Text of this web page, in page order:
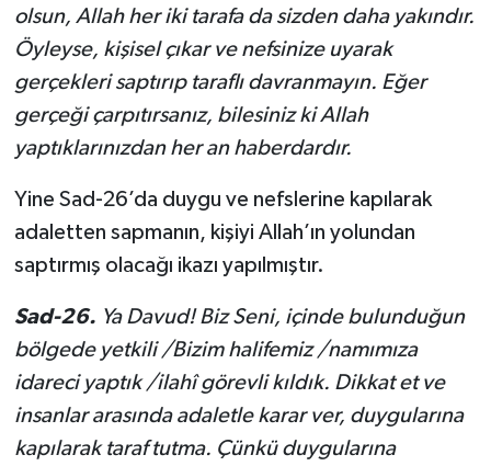
ol­sun, Allah her iki tarafa da sizden daha yakındır.
Öyleyse, kişisel çı­kar ve nefsinize uyarak
gerçekleri saptırıp taraflı davranmayın. Eğer
gerçeği çarpı­tırsanız, bilesiniz ki Allah
yaptıklarınızdan her an haberdardır.
Yine Sad-26’da duygu ve nefslerine kapılarak
adaletten sapmanın, kişiyi Allah’ın yolundan
saptırmış olacağı ikazı yapılmıştır.
Sad-26. Ya Davud! Biz Seni, içinde bulunduğun
bölgede yetkili /Bizim halifemiz /namımıza
idareci yaptık /ilahî görevli kıldık. Dikkat et ve
insanlar arasında adaletle karar ver, duygularına
kapılarak taraf tutma. Çünkü duygularına